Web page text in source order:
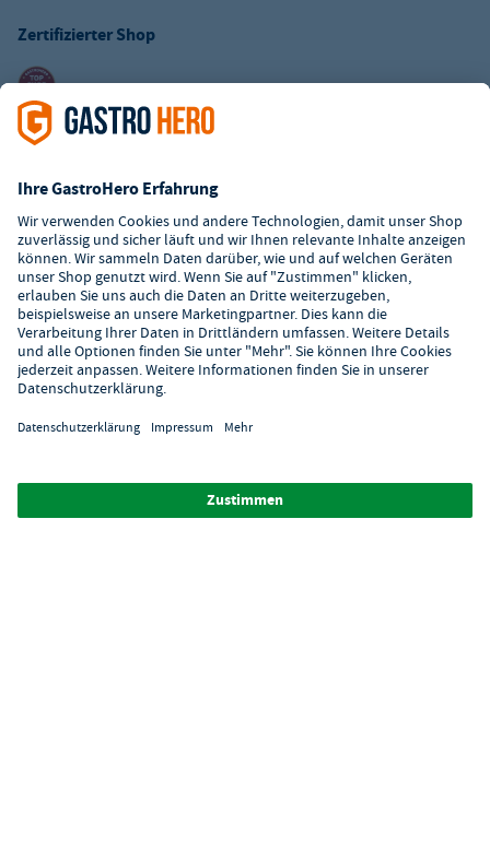
Zertifizierter Shop
Digitaler Showroom
Kontaktformular
Hilfe